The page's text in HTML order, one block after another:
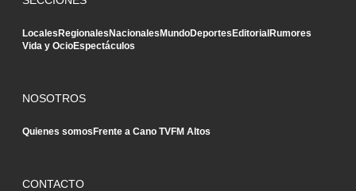
LocalesRegionalesNacionalesMundoDeportesEditorialRumores
Vida y OcioEspectáculos
NOSOTROS
Quienes somosFrente a Cano TVFM Altos
CONTACTO